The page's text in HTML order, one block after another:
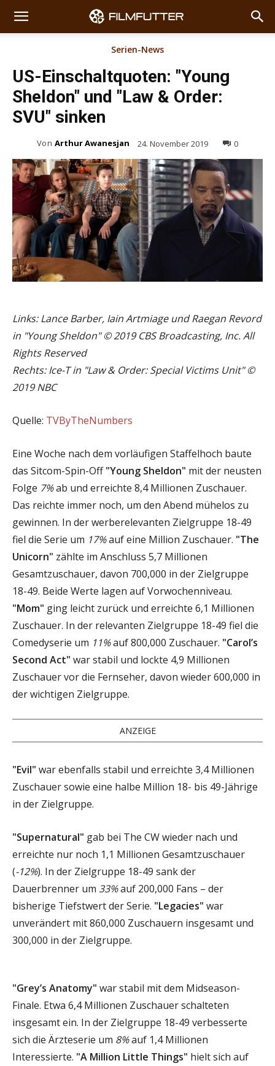
Serien-News
US-Einschaltquoten: "Young
Sheldon" und "Law & Order:
SVU" sinken
Von Arthur Awanesjan 24. November 2019 0
Links: Lance Barber, Iain Artmiage und Raegan Revord
in "Young Sheldon" © 2019 CBS Broadcasting, Inc. All
Rights Reserved
Rechts: Ice-T in "Law & Order: Special Victims Unit" ©
2019 NBC
Quelle: TVByTheNumbers
Eine Woche nach dem vorläufigen Staffelhoch baute
das Sitcom-Spin-Off"Young Sheldon" mit der neusten
Folge 7%ab und erreichte 8,4 Millionen Zuschauer.
Das reichte immer noch, um den Abend mühelos zu
gewinnen. In der werberelevanten Zielgruppe 18-49
fiel die Serie um 17%auf eine Million Zuschauer. "The
Unicorn" zählte im Anschluss 5,7 Millionen
Gesamtzuschauer, davon 700,000 in der Zielgruppe
18-49. Beide Werte lagen auf Vorwochenniveau.
"Mom" ging leicht zurück und erreichte 6,1 Millionen
Zuschauer. In der relevanten Zielgruppe 18-49 fiel die
Comedyserie um 11%auf 800,000 Zuschauer. "Carol’s
Second Act" war stabil und lockte 4,9 Millionen
Zuschauer vor die Fernseher, davon wieder 600,000 in
der wichtigen Zielgruppe.
ANZEIGE
"Evil" war ebenfalls stabil und erreichte 3,4 Millionen
Zuschauer sowie eine halbe Million 18- bis 49-Jährige
in der Zielgruppe.
"Supernatural" gab bei The CW wieder nach und
erreichte nur noch 1,1 Millionen Gesamtzuschauer
(-12%). In der Zielgruppe 18-49 sank der
Dauerbrenner um 33%auf 200,000 Fans – der
bisherige Tiefstwert der Serie. "Legacies" war
unverändert mit 860,000 Zuschauern insgesamt und
300,000 in der Zielgruppe.
"Grey’s Anatomy" war stabil mit dem Midseason-
Finale. Etwa 6,4 Millionen Zuschauer schalteten
insgesamt ein. In der Zielgruppe 18-49 verbesserte
sich die Ärzteserie um 8%auf 1,4 Millionen
Interessierte. "A Million Little Things" hielt sich auf